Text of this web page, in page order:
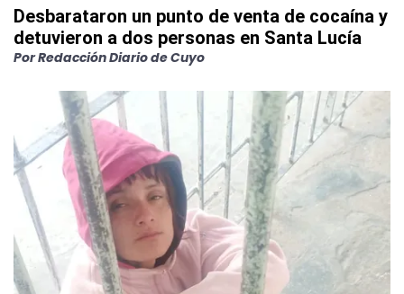
Desbarataron un punto de venta de cocaína y
detuvieron a dos personas en Santa Lucía
PorRedacción Diario de Cuyo